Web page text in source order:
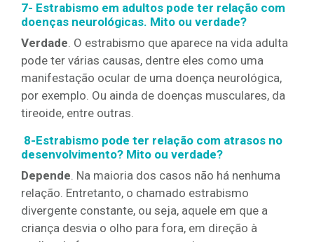
7- Estrabismo em adultos pode ter relação com
doenças neurológicas. Mito ou verdade?
Verdade. O estrabismo que aparece na vida adulta
pode ter várias causas, dentre eles como uma
manifestação ocular de uma doença neurológica,
por exemplo. Ou ainda de doenças musculares, da
tireoide, entre outras.
8-Estrabismo pode ter relação com atrasos no
desenvolvimento? Mito ou verdade?
Depende. Na maioria dos casos não há nenhuma
relação. Entretanto, o chamado estrabismo
divergente constante, ou seja, aquele em que a
criança desvia o olho para fora, em direção à